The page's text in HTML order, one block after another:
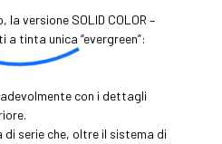
versione SOLID COLOR –
tinta unica “evergreen”:
con i dettagli
serie che, oltre il sistema di